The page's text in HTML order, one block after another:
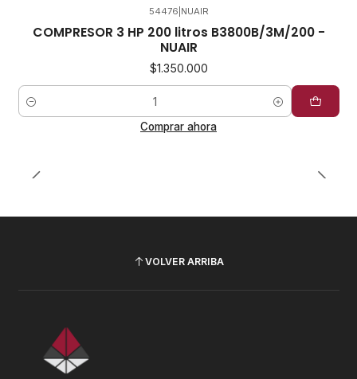
54476 NUAIR
COMPRESOR 3 HP 200 litros B3800B/3M/200 -
NUAIR
$1.350.000
Cantidad
Comprar ahora
VOLVER ARRIBA